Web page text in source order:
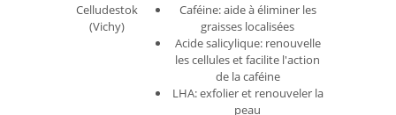
Celludestok
(Vichy)
Caféine: aide à éliminer les
graisses localisées
Acide salicylique: renouvelle
les cellules et facilite l'action
de la caféine
LHA: exfolier et renouveler la
peau